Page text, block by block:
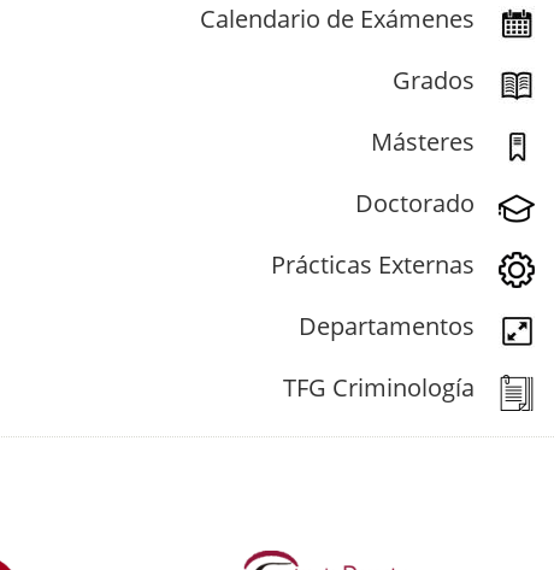
Calendario de Exámenes
Grados
Másteres
Doctorado
Prácticas Externas
Departamentos
TFG Criminología